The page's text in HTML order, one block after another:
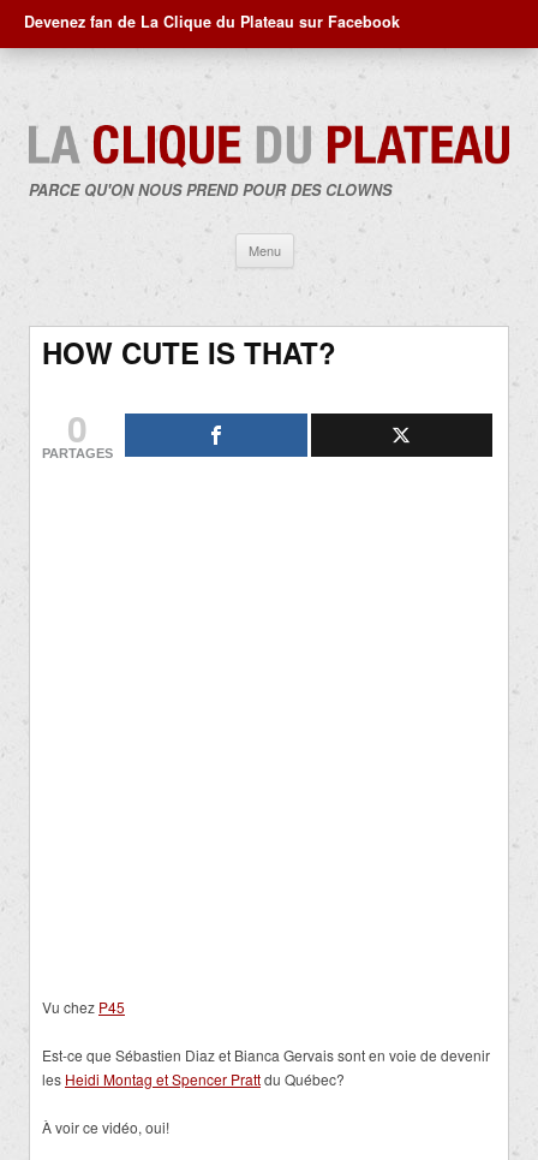
Devenez fan de La Clique du Plateau sur Facebook
PARCE QU'ON NOUS PREND POUR DES CLOWNS
Menu
contenu
HOW CUTE IS THAT?
0
PARTAGES
Vu chez P45
Est-ce que Sébastien Diaz et Bianca Gervais sont en voie de devenir
les Heidi Montag et Spencer Prattdu Québec?
À voir ce vidéo, oui!